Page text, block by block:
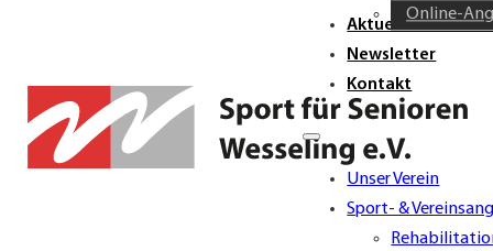
Online-
Aktuelles &
Newsletter
Kontakt
Unser Verein
Sport- &